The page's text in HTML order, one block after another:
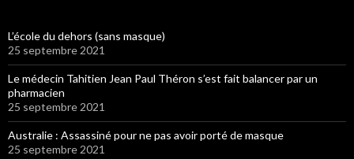
L’école du dehors (sans masque)
25 septembre 2021
Le médecin Tahitien Jean Paul Théron s’est fait balancer par un
pharmacien
25 septembre 2021
Australie : Assassiné pour ne pas avoir porté de masque
25 septembre 2021